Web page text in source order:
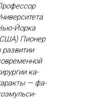
Йорка
Пи­онер
раз­ви­тии
ка­
— фа­